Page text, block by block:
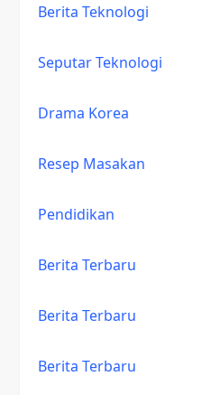
Berita Teknologi
Seputar Teknologi
Drama Korea
Resep Masakan
Pendidikan
Berita Terbaru
Berita Terbaru
Berita Terbaru